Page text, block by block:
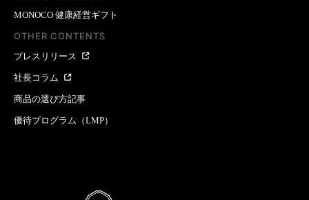
MONOCO 健康経営ギフト
OTHER CONTENTS
プレスリリース
社長コラム
商品の選び方記事
優待プログラム（LMP）